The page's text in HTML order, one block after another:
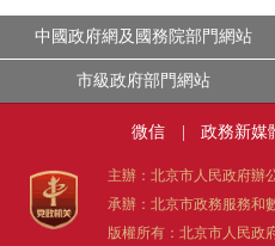
中國政府網及國務院部門網站
市級政府部門網站
微信 政務新媒
主辦：北京市人民政府辦
承辦：北京市政務服務和
版權所有：北京市人民政